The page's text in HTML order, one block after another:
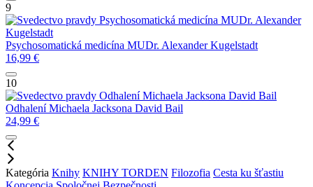
9
Psychosomatická medicína MUDr. Alexander
Kugelstadt
Psychosomatická medicína MUDr. Alexander Kugelstadt
16,99 €
10
Odhalení Michaela Jacksona David Bail
Odhalení Michaela Jacksona David Bail
24,99 €
Kategória Knihy KNIHY TORDEN Filozofia Cesta ku šťastiu